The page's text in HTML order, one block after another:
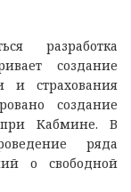
разработка
создание
и страхования
создание
Кабмине. В
ряда
о свободной